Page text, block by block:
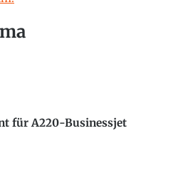
für A220-Businessjet